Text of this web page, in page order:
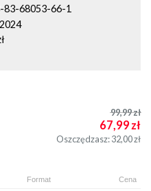
83-68053-66-1
99,99zł
67,99zł
Oszczędzasz: 32,00zł
Format Cena